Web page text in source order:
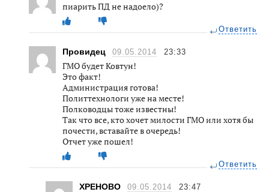
пиарить ПД не надоело)?
Ответить
Провидец 09.05.2014 23:33
ГМО будет Ковтун!
Это факт!
Администрация готова!
Политтехнологи уже на месте!
Полководцы тоже известны!
Так что все, кто хочет милости ГМО или хотя бы
почести, вставайте в очередь!
Отчет уже пошел!
Ответить
ХРЕНОВО 09.05.2014 23:47